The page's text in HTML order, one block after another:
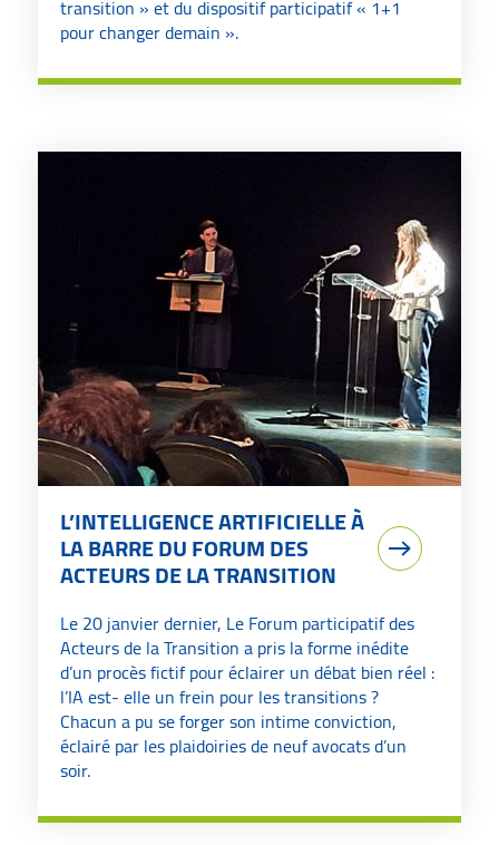
transition » et du dispositif participatif « 1+1
pour changer demain ».
L’INTELLIGENCE ARTIFICIELLE À
LA BARRE DU FORUM DES
ACTEURS DE LA TRANSITION
Le 20 janvier dernier, Le Forum participatif des
Acteurs de la Transition a pris la forme inédite
d’un procès fictif pour éclairer un débat bien réel :
l’IA est- elle un frein pour les transitions ?
Chacun a pu se forger son intime conviction,
éclairé par les plaidoiries de neuf avocats d’un
soir.